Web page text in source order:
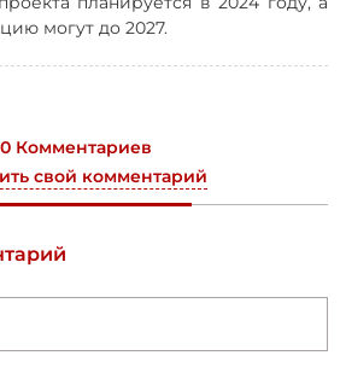
могут до 2027.
0 Комментариев
свой комментарий